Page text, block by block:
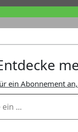
ein Abonnement